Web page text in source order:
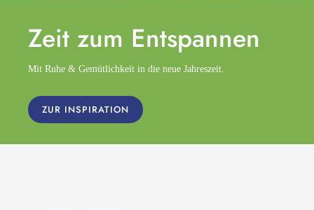
Zeit zum Entspannen
Mit Ruhe & Gemütlichkeit in die neue Jahreszeit.
ZUR INSPIRATION